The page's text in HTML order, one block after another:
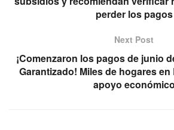
perder los pagos
Next Post
¡Comenzaron los pagos de junio
Garantizado! Miles de hogares
apoyo económico